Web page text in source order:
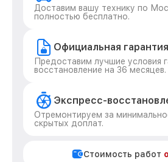
Доставим вашу технику по
полностью бесплатно.
Официальная гарантия
Предоставим лучшие условия
восстановление на 36 месяцев.
Экспресс-
Отремонтируем за
скрытых доплат.
Стоимость работ